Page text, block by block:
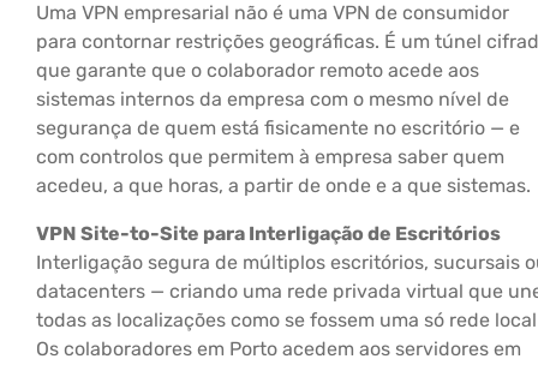
Uma VPN empresarial não é uma VPN de consumidor
para contornar restrições geográficas. É um túnel
que garante que o colaborador remoto acede aos
sistemas internos da empresa com o mesmo nível de
segurança de quem está fisicamente no escritório — e
com controlos que permitem à empresa saber quem
acedeu, a que horas, a partir de onde e a que sistemas.
VPN Site-to-Site para Interligação de Escritórios
Interligação segura de múltiplos escritórios, sucursais
datacenters — criando uma rede privada virtual que
todas as localizações como se fossem uma só rede
Os colaboradores em Porto acedem aos servidores em